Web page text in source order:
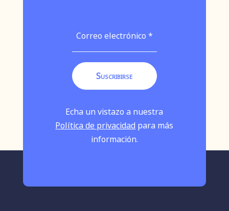
Echa un vistazo a nuestra
Política de privacidad para más
información.